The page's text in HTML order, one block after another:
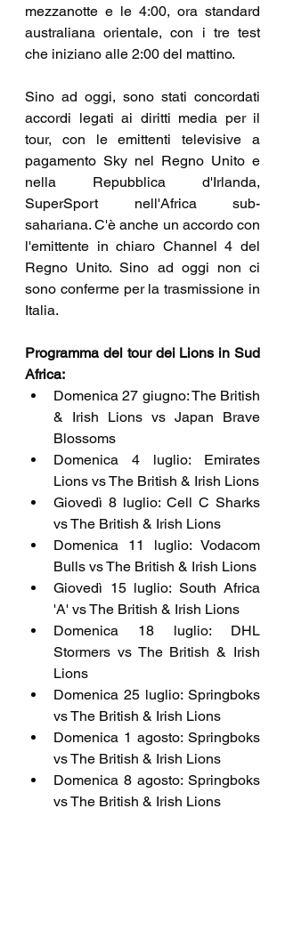
mezzanotte e le 4:00, ora standard
australiana orientale, con i tre test
che iniziano alle 2:00 del mattino.
Sino ad oggi, sono stati concordati
accordi legati ai diritti media per il
tour, con le emittenti televisive a
pagamento Sky nel Regno Unito e
nella Repubblica d'Irlanda,
SuperSport nell'Africa sub-
sahariana. C'è anche un accordo con
l'emittente in chiaro Channel 4 del
Regno Unito. Sino ad oggi non ci
sono conferme per la trasmissione in
Italia.
Programma del tour dei Lions in Sud
Africa:
Domenica 27 giugno: The British
& Irish Lions vs Japan Brave
Blossoms
Domenica 4 luglio: Emirates
Giovedì 8 luglio: Cell C Sharks
vs The British & Irish Lions
Domenica 11 luglio: Vodacom
Bulls vs The British & Irish Lions
Giovedì 15 luglio: South Africa
'A' vs The British & Irish Lions
Domenica 18 luglio: DHL
Stormers vs The British & Irish
Lions
Domenica 25 luglio: Springboks
vs The British & Irish Lions
Domenica 1 agosto: Springboks
vs The British & Irish Lions
Domenica 8 agosto: Springboks
vs The British & Irish Lions